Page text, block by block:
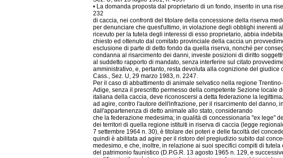
• La domanda proposta dal proprietario di un fondo, inserito in una
232
di caccia, nei confronti del titolare della concessione della riserva
per denunciare che quest'ultimo, in violazione degli obblighi inerenti
ricevuto per la tutela degli interessi di esso proprietario, abbia
chiesto ed ottenuto dal comitato provinciale della caccia un
esclusione di parte di detto fondo da quella riserva, nonché per
condanna al risarcimento dei danni, investe posizioni di diritto
al suddetto rapporto di mandato, senza interferire sul citato
amministrativo, e, pertanto, resta devoluta alla cognizione del giudice
Cass., Sez. U, 29 marzo 1983, n. 2247.
Per il caso di abbattimento di animale selvatico nella regione
Adige, senza il prescritto permesso della competente Sezione locale
italiana della caccia, deve riconoscersi a detta federazione la
ad agire, contro l'autore dell'infrazione, per il risarcimento del danno,
dall'appartenenza di detto animale allo stato, considerando
che la federazione medesima; in qualità di concessionaria "ex lege"
dei territori di quella regione istituiti in riserva di caccia (legge
7 settembre 1964 n. 30), è titolare dei poteri e delle facoltà del
quindi è abilitata ad agire per il ristoro del pregiudizio subito dal
medesimo, e che, inoltre, in relazione ai suoi specifici compiti di tutela
del patrimonio faunistico (D.P.G.R. 13 agosto 1965 n. 129, e